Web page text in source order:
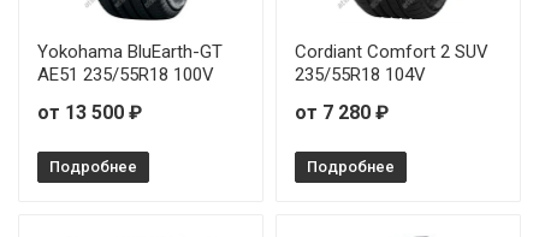
Yokohama BluEarth-GT
AE51 235/55R18 100V
от 13 500 ₽
Подробнее
Cordiant Comfort 2 SUV
235/55R18 104V
от 7 280 ₽
Подробнее